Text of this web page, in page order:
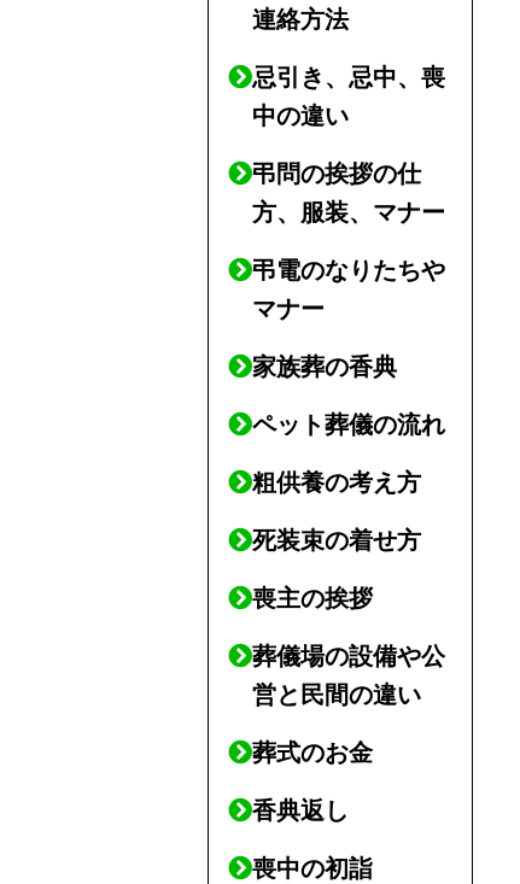
連絡方法
忌引き、忌中、喪
中の違い
弔問の挨拶の仕
方、服装、マナー
弔電のなりたちや
マナー
家族葬の香典
ペット葬儀の流れ
粗供養の考え方
死装束の着せ方
喪主の挨拶
葬儀場の設備や公
営と民間の違い
葬式のお金
香典返し
喪中の初詣